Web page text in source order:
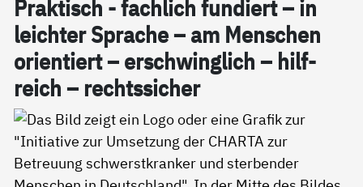
Prak­tisch - fach­lich fun­diert – in
leich­ter Spra­che – am Men­schen
ori­en­tiert – er­schwing­lich – hil­f­
reich – rechts­si­cher